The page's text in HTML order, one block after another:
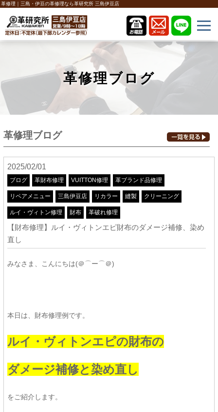
革修理｜三島・伊豆の革修理なら革研究所 三島伊豆店
革修理ブログ
革修理ブログ
2025/02/01
ブログ 革財布修理 VUITTON修理 革ブランド品修理
リペアメニュー 三島伊豆店 リカラー 縫製 クリーニング
ルイ・ヴィトン修理 財布 革破れ修理
【財布修理】ルイ・ヴィトンエピ財布のダメージ補修、染め
直し
みなさま、こんにちは(＠⌒ー⌒＠)
本日は、財布修理例です。
ルイ・ヴィトンエピの財布の
ダメージ補修と染め直し
をご紹介します。